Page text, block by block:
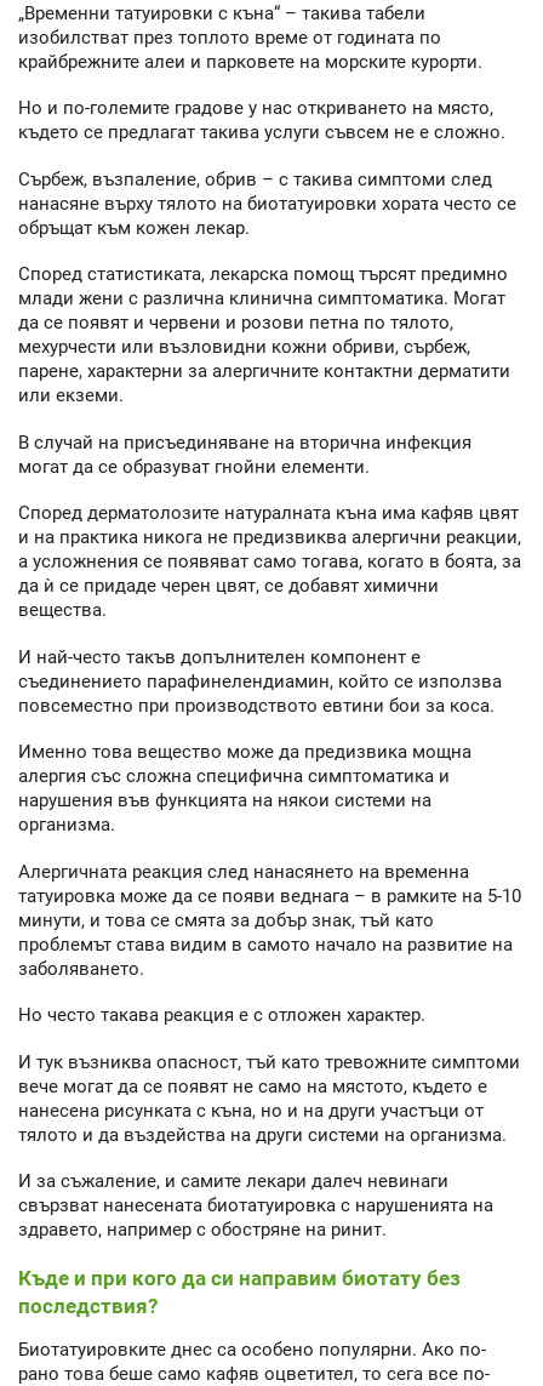
„Временни татуировки с къна“ – такива табели
изобилстват през топлото време от годината по
крайбрежните алеи и парковете на морските курорти.
Но и по-големите градове у нас откриването на място,
където се предлагат такива услуги съвсем не е сложно.
Сърбеж, възпаление, обрив – с такива симптоми след
нанасяне върху тялото на биотатуировки хората често се
обръщат към кожен лекар.
Според статистиката, лекарска помощ търсят предимно
млади жени с различна клинична симптоматика. Могат
да се появят и червени и розови петна по тялото,
мехурчести или възловидни кожни обриви, сърбеж,
парене, характерни за алергичните контактни дерматити
или екземи.
В случай на присъединяване на вторична инфекция
могат да се образуват гнойни елементи.
Според дерматолозите натуралната къна има кафяв цвят
и на практика никога не предизвиква алергични реакции,
а усложнения се появяват само тогава, когато в боята, за
да ѝ се придаде черен цвят, се добавят химични
вещества.
И най-често такъв допълнителен компонент е
съединението парафинелендиамин, който се използва
повсеместно при производството евтини бои за коса.
Именно това вещество може да предизвика мощна
алергия със сложна специфична симптоматика и
нарушения във функцията на някои системи на
организма.
Алергичната реакция след нанасянето на временна
татуировка може да се появи веднага – в рамките на 5-10
минути, и това се смята за добър знак, тъй като
проблемът става видим в самото начало на развитие на
заболяването.
Но често такава реакция е с отложен характер.
И тук възниква опасност, тъй като тревожните симптоми
вече могат да се появят не само на мястото, където е
нанесена рисунката с къна, но и на други участъци от
тялото и да въздейства на други системи на организма.
И за съжаление, и самите лекари далеч невинаги
свързват нанесената биотатуировка с нарушенията на
здравето, например с обостряне на ринит.
Къде и при кого да си направим биотату без
последствия?
Биотатуировките днес са особено популярни. Ако по-
рано това беше само кафяв оцветител, то сега все по-